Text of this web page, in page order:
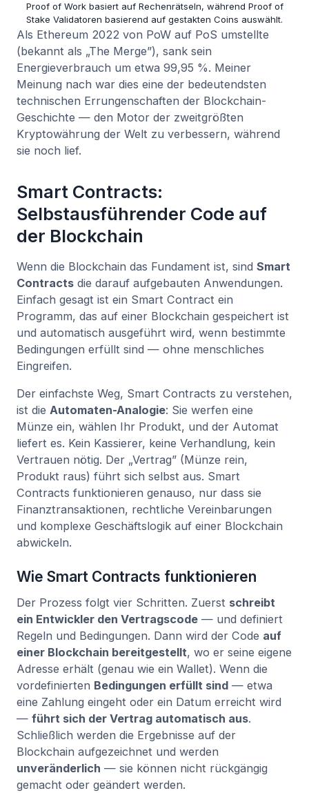
Proof of Work basiert auf Rechenrätseln, während Proof of
Stake Validatoren basierend auf gestakten Coins auswählt.
Als Ethereum 2022 von PoW auf PoS umstellte
(bekannt als „The Merge”), sank sein
Energieverbrauch um etwa 99,95 %. Meiner
Meinung nach war dies eine der bedeutendsten
technischen Errungenschaften der Blockchain-
Geschichte — den Motor der zweitgrößten
Kryptowährung der Welt zu verbessern, während
sie noch lief.
Smart Contracts:
Selbstausführender Code auf
der Blockchain
Wenn die Blockchain das Fundament ist, sind Smart
Contracts die darauf aufgebauten Anwendungen.
Einfach gesagt ist ein Smart Contract ein
Programm, das auf einer Blockchain gespeichert ist
und automatisch ausgeführt wird, wenn bestimmte
Bedingungen erfüllt sind — ohne menschliches
Eingreifen.
Der einfachste Weg, Smart Contracts zu verstehen,
ist die Automaten-Analogie: Sie werfen eine
Münze ein, wählen Ihr Produkt, und der Automat
liefert es. Kein Kassierer, keine Verhandlung, kein
Vertrauen nötig. Der „Vertrag” (Münze rein,
Produkt raus) führt sich selbst aus. Smart
Contracts funktionieren genauso, nur dass sie
Finanztransaktionen, rechtliche Vereinbarungen
und komplexe Geschäftslogik auf einer Blockchain
abwickeln.
Wie Smart Contracts funktionieren
Der Prozess folgt vier Schritten. Zuerst schreibt
ein Entwickler den Vertragscode — und definiert
Regeln und Bedingungen. Dann wird der Code auf
einer Blockchain bereitgestellt, wo er seine eigene
Adresse erhält (genau wie ein Wallet). Wenn die
vordefinierten Bedingungen erfüllt sind — etwa
eine Zahlung eingeht oder ein Datum erreicht wird
— führt sich der Vertrag automatisch aus.
Schließlich werden die Ergebnisse auf der
Blockchain aufgezeichnet und werden
unveränderlich — sie können nicht rückgängig
gemacht oder geändert werden.